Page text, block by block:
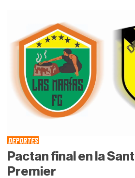
DEPORTES
Pactan final en la
Premier